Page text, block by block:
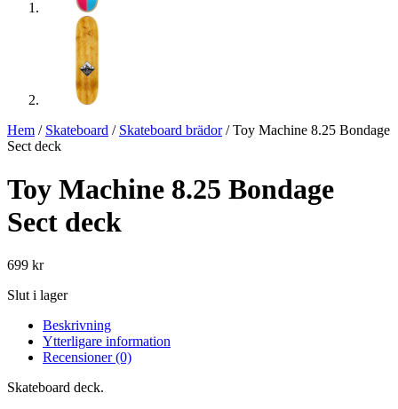
Hem / Skateboard / Skateboard brädor/ Toy Machine 8.25 Bondage
Sect deck
Toy Machine 8.25 Bondage
Sect deck
699 kr
Slut i lager
Beskrivning
Ytterligare information
Recensioner (0)
Skateboard deck.